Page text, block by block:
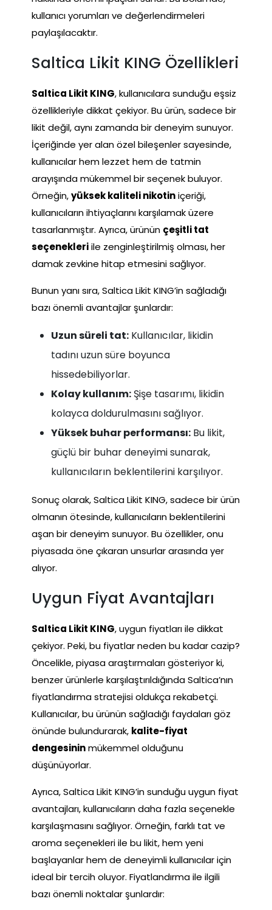
kullanıcı yorumları ve değerlendirmeleri
paylaşılacaktır.
Saltica Likit KING Özellikleri
Saltica Likit KING, kullanıcılara sunduğu eşsiz
özellikleriyle dikkat çekiyor. Bu ürün, sadece bir
likit değil, aynı zamanda bir deneyim sunuyor.
İçeriğinde yer alan özel bileşenler sayesinde,
kullanıcılar hem lezzet hem de tatmin
arayışında mükemmel bir seçenek buluyor.
Örneğin,yüksek kaliteli nikotiniçeriği,
kullanıcıların ihtiyaçlarını karşılamak üzere
tasarlanmıştır. Ayrıca, ürünün çeşitli tat
seçenekleriile zenginleştirilmiş olması, her
damak zevkine hitap etmesini sağlıyor.
Bunun yanı sıra, Saltica Likit KING’in sağladığı
bazı önemli avantajlar şunlardır:
Uzun süreli tat: Kullanıcılar, likidin
tadını uzun süre boyunca
hissedebiliyorlar.
Kolay kullanım: Şişe tasarımı, likidin
kolayca doldurulmasını sağlıyor.
Yüksek buhar performansı: Bu likit,
güçlü bir buhar deneyimi sunarak,
kullanıcıların beklentilerini karşılıyor.
Sonuç olarak, Saltica Likit KING, sadece bir ürün
olmanın ötesinde, kullanıcıların beklentilerini
aşan bir deneyim sunuyor. Bu özellikler, onu
piyasada öne çıkaran unsurlar arasında yer
alıyor.
Uygun Fiyat Avantajları
Saltica Likit KING, uygun fiyatları ile dikkat
çekiyor. Peki, bu fiyatlar neden bu kadar cazip?
Öncelikle, piyasa araştırmaları gösteriyor ki,
benzer ürünlerle karşılaştırıldığında Saltica’nın
fiyatlandırma stratejisi oldukça rekabetçi.
Kullanıcılar, bu ürünün sağladığı faydaları göz
önünde bulundurarak, kalite-fiyat
dengesininmükemmel olduğunu
düşünüyorlar.
Ayrıca, Saltica Likit KING’in sunduğu uygun fiyat
avantajları, kullanıcıların daha fazla seçenekle
karşılaşmasını sağlıyor. Örneğin, farklı tat ve
aroma seçenekleri ile bu likit, hem yeni
başlayanlar hem de deneyimli kullanıcılar için
ideal bir tercih oluyor. Fiyatlandırma ile ilgili
bazı önemli noktalar şunlardır: